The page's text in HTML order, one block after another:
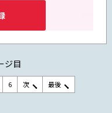
ジ目
6 次 最後